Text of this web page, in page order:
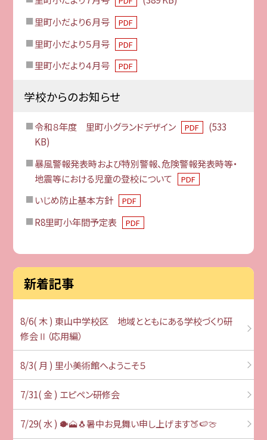
里町小だより６月号
PDF
里町小だより５月号 PDF
里町小だより４月号 PDF
学校からのお知らせ
令和８年度 里町小グランドデザイン PDF
(533
KB)
暴風警報発表時および特別警報、危険警報発表時等・
地震等における児童の登校について
PDF
いじめ防止基本方針 PDF
R8里町小年間予定表 PDF
新着記事
8/6( 木 ) 東山中学校区 地域とともにある学校づくり研
修会Ⅱ（応用編）
8/3( 月 ) 里小美術館へようこそ５
7/31( 金 ) エピペン研修会
7/29( 水 ) 🐡🗻🐧暑中お見舞い申し上げます🍑🍉🍈